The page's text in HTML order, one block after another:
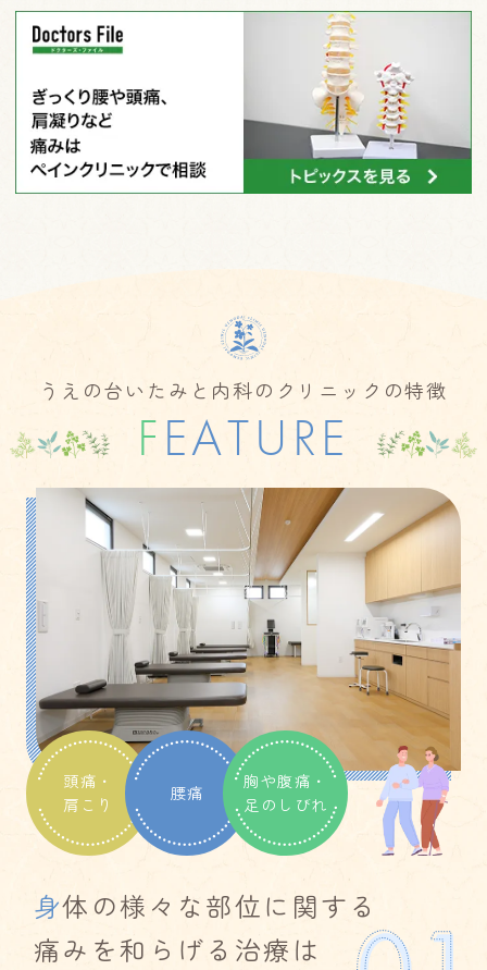
うえの台いたみと内科のクリニックの特徴
FEATURE
頭痛・
肩こり
腰痛
胸や腹痛・
足のしびれ
身体の様々な部位に関する
痛みを和らげる治療は